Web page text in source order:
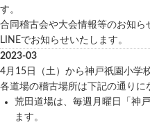
す。
合同稽古会や大会情報等のお知
LINEでお知らせいたします。
2023-03
4月15日（土）から神戸祇園小学
各道場の稽古場所は下記の通りに
荒田道場は、毎週月曜日「神
ます。